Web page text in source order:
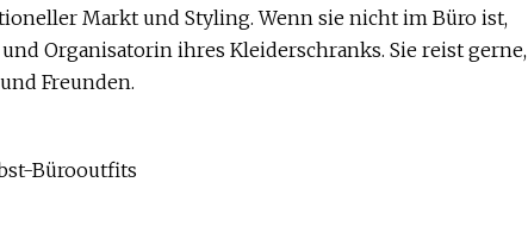
Markt und Styling. Wenn sie nicht im Büro ist,
Organisatorin ihres Kleiderschranks. Sie reist gerne,
Freunden.
Bürooutfits